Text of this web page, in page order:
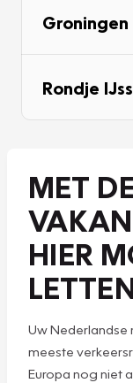
Groningen
Rondje
MET
HIER
Uw Nederlandse
meeste
Europa nog niet